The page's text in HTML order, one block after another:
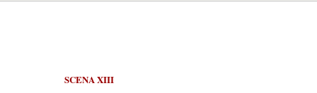
SCENA XIII